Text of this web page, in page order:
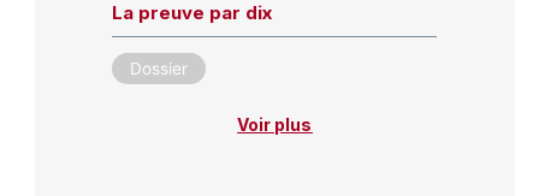
La preuve par dix
Dossier
Voir plus